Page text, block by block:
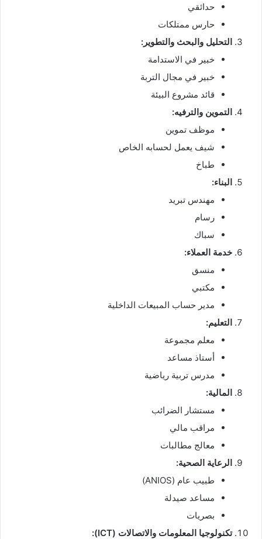
حدائقي
حارس ممتلكات
التحليل والبحث والتطوير:
خبير في الاستدامة
خبير في مجال التربة
قائد مشروع البيئة
التموين والترفيه:
موظف تموين
شيف يعمل لحسابه الخاص
طباخ
البناء:
مهندس تبريد
رسام
سباك
خدمة العملاء:
منسق
مكتبي
مدير حساب المبيعات الداخلية
التعليم:
معلم مجموعة
أستاذ مساعد
مدرس تربية رياضية
المالية:
مستشار الضرائب
مراقب مالي
معالج مطالبات
الرعاية الصحية:
طبيب عام (ANIOS)
مساعد صيدلة
بصريات
تكنولوجيا المعلومات والاتصالات (ICT):